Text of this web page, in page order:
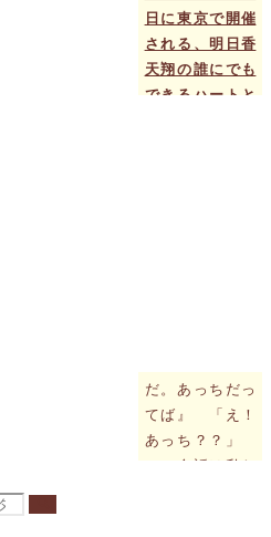
日に東京で開催
される、明日香
天翔の誰にでも
できるハートと
だ。あっちだっ
てば』 「え！
あっち？？」
この会話は私た